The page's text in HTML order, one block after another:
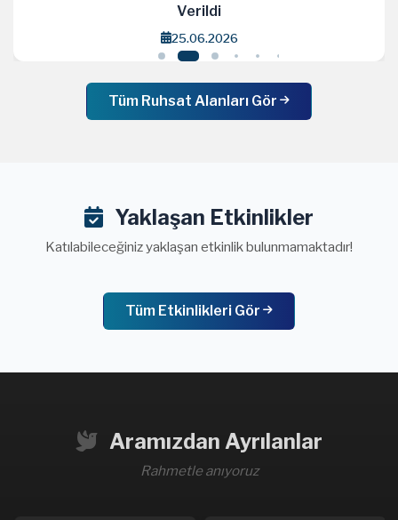
Tüm Ruhsat Alanları Gör
Yaklaşan Etkinlikler
Katılabileceğiniz yaklaşan etkinlik bulunmamaktadır!
Tüm Etkinlikleri Gör
Aramızdan Ayrılanlar
Rahmetle anıyoruz